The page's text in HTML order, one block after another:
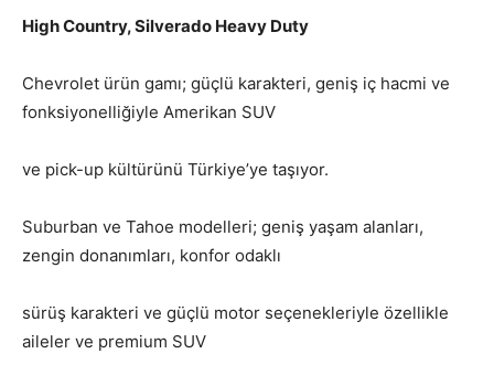
High Country, Silverado Heavy Duty
Chevrolet ürün gamı; güçlü karakteri, geniş iç hacmi ve
fonksiyonelliğiyle Amerikan SUV
ve pick-up kültürünü Türkiye’ye taşıyor.
Suburban ve Tahoe modelleri; geniş yaşam alanları,
zengin donanımları, konfor odaklı
sürüş karakteri ve güçlü motor seçenekleriyle özellikle
aileler ve premium SUV